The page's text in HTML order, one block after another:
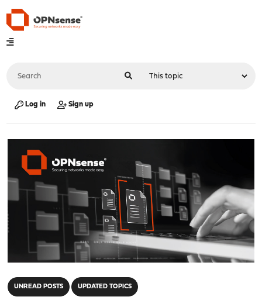
Log in Sign up
UNREAD POSTS UPDATED TOPICS